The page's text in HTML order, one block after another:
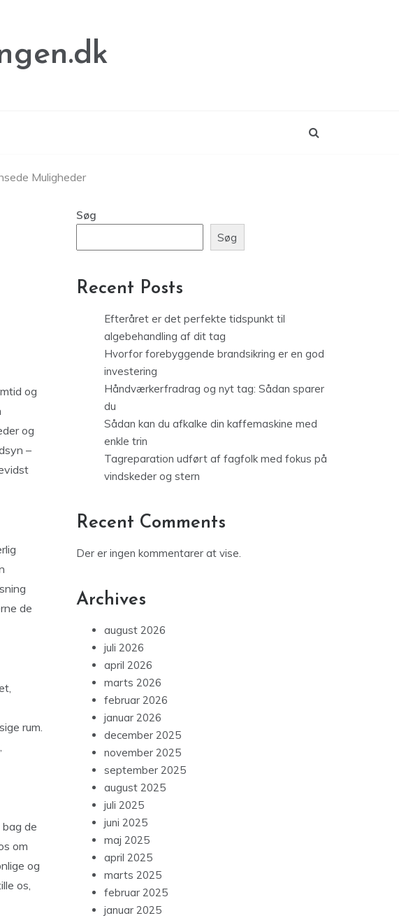
Muligheder
og
og
–
de
rum.
de
om
og
os,
Søg
Søg
Recent Posts
Efteråret er det perfekte tidspunkt til
algebehandling af dit tag
Hvorfor forebyggende brandsikring er en god
investering
Håndværkerfradrag og nyt tag: Sådan sparer
du
Sådan kan du afkalke din kaffemaskine med
enkle trin
Tagreparation udført af fagfolk med fokus på
vindskeder og stern
Recent Comments
Der er ingen kommentarer at vise.
Archives
august 2026
juli 2026
april 2026
marts 2026
februar 2026
januar 2026
december 2025
november 2025
september 2025
august 2025
juli 2025
juni 2025
maj 2025
april 2025
marts 2025
februar 2025
januar 2025